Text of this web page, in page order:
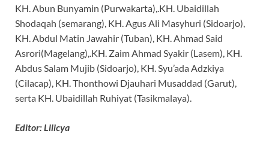
KH. Abun Bunyamin (Purwakarta),.KH. Ubaidillah
Shodaqah (semarang), KH. Agus Ali Masyhuri (Sidoarjo),
KH. Abdul Matin Jawahir (Tuban), KH. Ahmad Said
Asrori(Magelang),.KH. Zaim Ahmad Syakir (Lasem), KH.
Abdus Salam Mujib (Sidoarjo), KH. Syu’ada Adzkiya
(Cilacap), KH. Thonthowi Djauhari Musaddad (Garut),
serta KH. Ubaidillah Ruhiyat (Tasikmalaya).
Editor: Lilicya